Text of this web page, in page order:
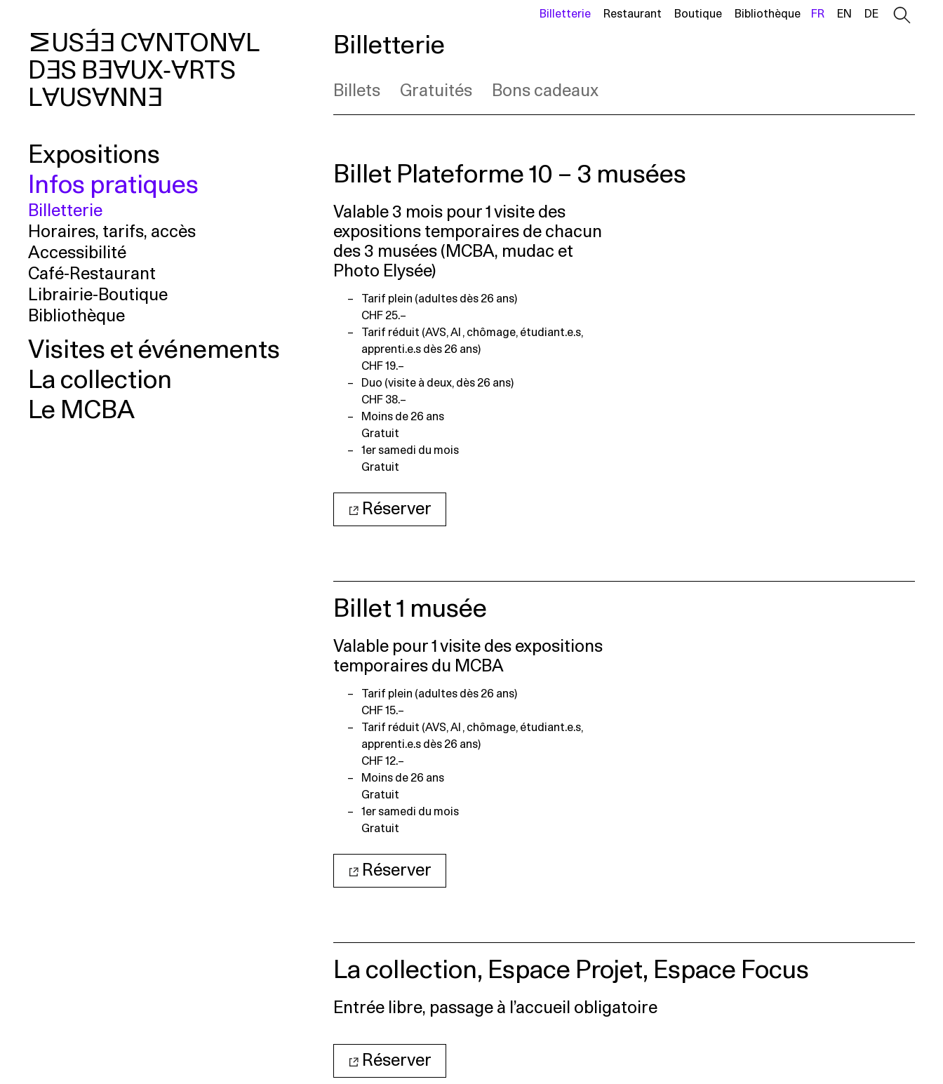
MUSÉE CANTONAL
DES BEAUX‑ARTS
LAUSANNE
Expositions
Infos pratiques
Billetterie
Horaires, tarifs, accès
Accessibilité
Café-Restaurant
Librairie-Boutique
Bibliothèque
Visites et événements
La collection
Le MCBA
Billetterie Restaurant Boutique Bibliothèque FR EN DE
Billetterie
Billets Gratuités Bons cadeaux
Billet Plateforme 10 – 3 musées
Valable 3 mois pour 1 visite des
expositions temporaires de chacun
des 3 musées (MCBA, mudac et
Photo Elysée)
Tarif plein (adultes dès 26 ans)
CHF 25.–
Tarif réduit (AVS, AI , chômage, étudiant.e.s,
apprenti.e.s dès 26 ans)
CHF 19.–
Duo (visite à deux, dès 26 ans)
CHF 38.–
Moins de 26 ans
Gratuit
1er samedi du mois
Gratuit
Réserver
Billet 1 musée
Valable pour 1 visite des expositions
temporaires du MCBA
Tarif plein (adultes dès 26 ans)
CHF 15.–
Tarif réduit (AVS, AI , chômage, étudiant.e.s,
apprenti.e.s dès 26 ans)
CHF 12.–
Moins de 26 ans
Gratuit
1er samedi du mois
Gratuit
Réserver
La collection, Espace Projet, Espace Focus
Entrée libre, passage à l’accueil obligatoire
Réserver